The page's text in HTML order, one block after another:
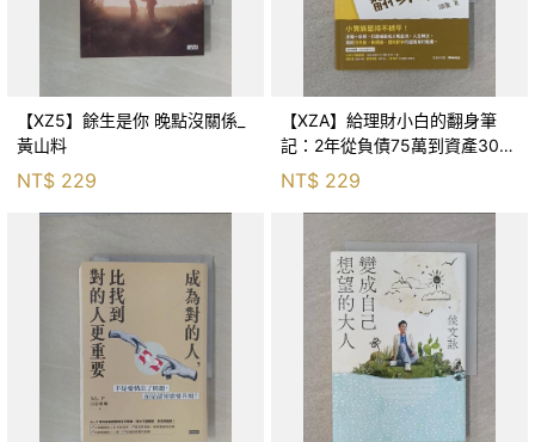
【XZ5】餘生是你 晚點沒關係_
黃山料
NT$ 229
【XZA】給理財小白的翻身筆
記：2年從負債75萬到資產300
萬，ETF讓我走在財務自由路上_
鐵蛋
NT$ 229